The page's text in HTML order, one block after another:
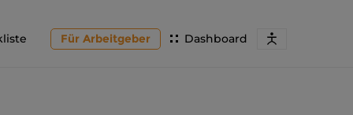
Dashboard
Für Arbeitgeber